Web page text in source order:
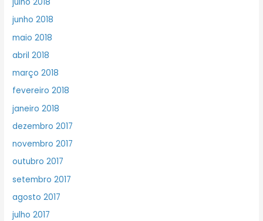
junho 2018
maio 2018
abril 2018
março 2018
fevereiro 2018
janeiro 2018
dezembro 2017
novembro 2017
outubro 2017
setembro 2017
agosto 2017
julho 2017